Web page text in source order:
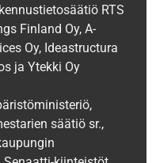
RTS
Finland Oy, A-
Oy, Ideastructura
ja Ytekki Oy
säätiö sr.,